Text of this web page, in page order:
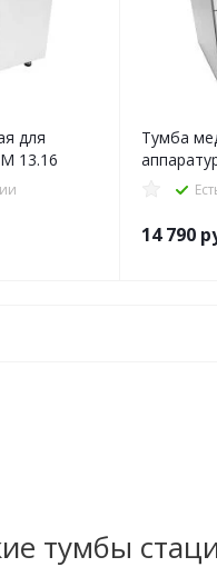
для
13.16
Тумба
14 790
тумбы